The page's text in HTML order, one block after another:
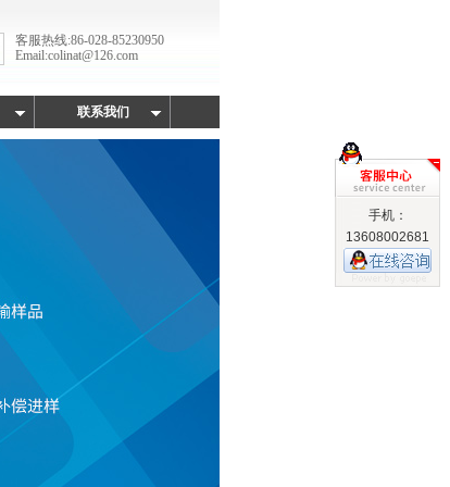
客服热线:86-028-85230950
Email:colinat@126.com
联系我们
手机：
13608002681